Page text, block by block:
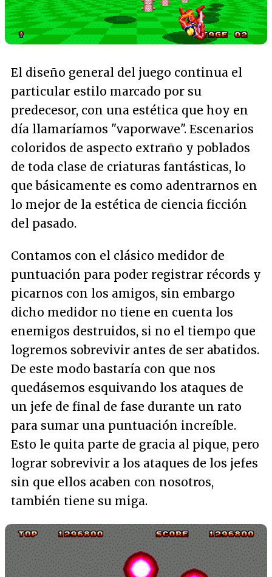
El diseño general del juego continua el
particular estilo marcado por su
predecesor, con una estética que hoy en
día llamaríamos "vaporwave". Escenarios
coloridos de aspecto extraño y poblados
de toda clase de criaturas fantásticas, lo
que básicamente es como adentrarnos en
lo mejor de la estética de ciencia ficción
del pasado.
Contamos con el clásico medidor de
puntuación para poder registrar récords y
picarnos con los amigos, sin embargo
dicho medidor no tiene en cuenta los
enemigos destruidos, si no el tiempo que
logremos sobrevivir antes de ser abatidos.
De este modo bastaría con que nos
quedásemos esquivando los ataques de
un jefe de final de fase durante un rato
para sumar una puntuación increíble.
Esto le quita parte de gracia al pique, pero
lograr sobrevivir a los ataques de los jefes
sin que ellos acaben con nosotros,
también tiene su miga.